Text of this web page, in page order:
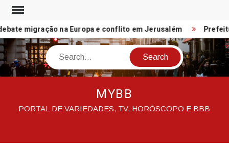
Skip
contentmigração na Europa e conflito em Jerusalém
Search
MYBB
PORTAL DE VARIEDADES, TV, HORÓSCOPO E BBB